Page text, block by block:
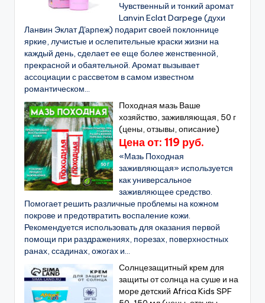
Чувственный и тонкий аромат
Lanvin Eclat Darpege (духи
Ланвин Эклат Д'арпеж) подарит своей поклоннице
яркие, лучистые и ослепительные краски жизни на
каждый день, сделает ее еще более женственной,
прекрасной и обаятельной. Аромат вызывает
ассоциации с рассветом в самом известном
романтическом...
Походная мазь Ваше
хозяйство, заживляющая, 50 г
(цены, отзывы, описание)
Цена от: 119 руб.
«Мазь Походная
заживляющая» используется
как универсальное
заживляющее средство.
Помогает решить различные проблемы на кожном
покрове и предотвратить воспаление кожи.
Рекомендуется использовать для оказания первой
помощи при раздражениях, порезах, поверхностных
ранах, ссадинах, ожогах и...
Солнцезащитный крем для
защиты от солнца на суше и на
море детский Africa Kids SPF